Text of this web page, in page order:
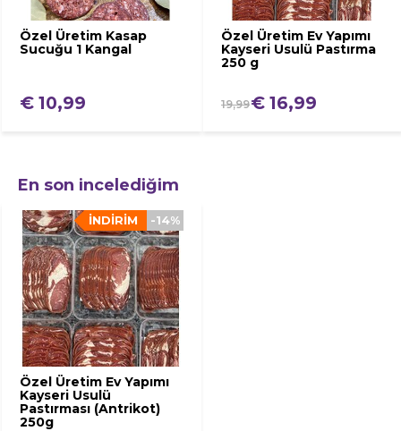
Özel Üretim Kasap
Sucuğu 1 Kangal
€ 10,99
Özel Üretim Ev Yapımı
Kayseri Usulü Pastırma
250 g
19,99€ 16,99
En son incelediğim
Özel Üretim Ev Yapımı
Kayseri Usulü
Pastırması (Antrikot)
250g
-14%
İNDIRIM